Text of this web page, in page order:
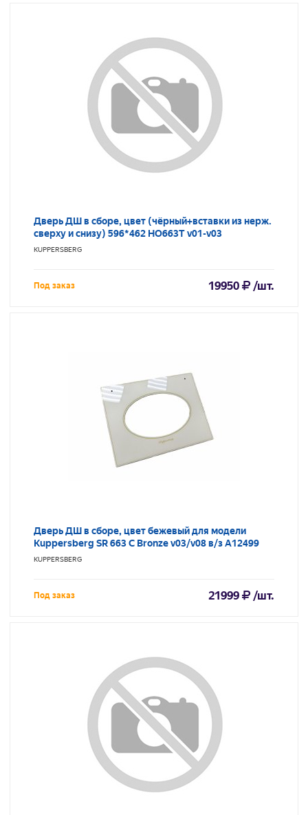
Дверь ДШ в сборе, цвет (чёрный+вставки из нерж.
сверху и снизу) 596*462 HO663T v01-v03
KUPPERSBERG
Под заказ 19950 /шт.
Дверь ДШ в сборе, цвет бежевый для модели
Kuppersberg SR 663 C Bronze v03/v08 в/з A12499
KUPPERSBERG
Под заказ 21999 /шт.